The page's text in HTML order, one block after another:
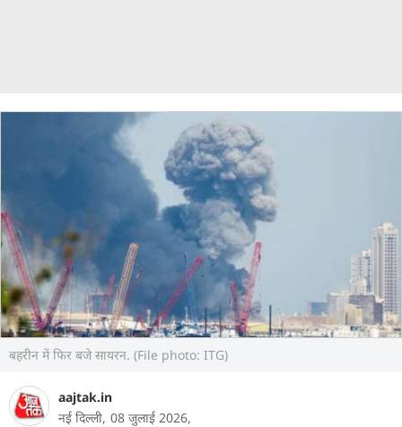
बहरीन में फिर बजे सायरन. (File photo: ITG)
aajtak.in
नई दिल्ली, 08 जुलाई 2026,